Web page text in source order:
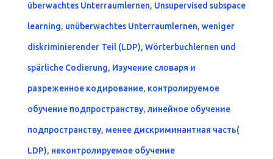
überwachtes Unterraumlernen, Unsupervised subspace
learning, unüberwachtes Unterraumlernen, weniger
diskriminierender Teil (LDP), Wörterbuchlernen und
spärliche Codierung, Изучение словаря и
разреженное кодирование, контролируемое
обучение подпространству, линейное обучение
подпространству, менее дискриминантная часть(
LDP), неконтролируемое обучение